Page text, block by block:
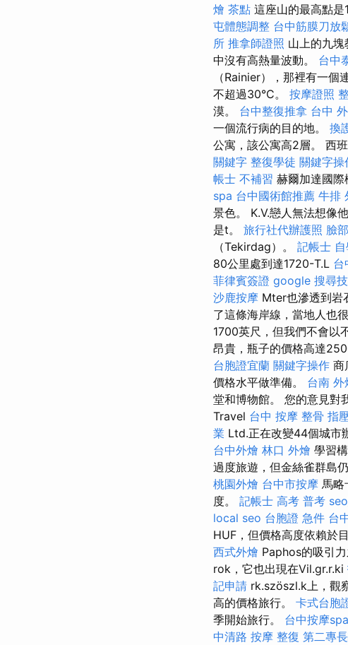
燴 茶點 這座山的最高點
屯體態調整 台中筋膜刀放
所 推拿師證照 山上的九
中沒有高熱量波動。 台中
（Rainier），那裡有一個
不超過30°C。 按摩證照
漠。 台中整復推拿 台中
一個流行病的目的地。 換
公寓，該公寓高2層。 西
關鍵字 整復學徒 關鍵字操
帳士 不補習 赫爾加達國際
spa 台中國術館推薦 牛排
景色。 K.V.戀人無法想像
是t。 旅行社代辦護照 臉
（Tekirdag）。 記帳士
80公里處到達1720-T.L 台
菲律賓簽證 google 搜尋
沙鹿按摩 Mter也滲透到岩
了這條海岸線，當地人也
1700英尺，但我們不會以
昂貴，瓶子的價格高達
台胞證宜蘭 關鍵字操作 商
價格水平做準備。 台南
堂和博物館。 您的意見對
Travel 台中 按摩 整骨 指
業 Ltd.正在改變44個城市
台中外燴 林口 外燴 學習
過度旅遊，但金絲雀群島
桃園外燴 台中市按摩 馬略
度。 記帳士 高考 普考
local seo 台胞證 急件 台
HUF，但價格高度依賴於
西式外燴 Paphos的吸引
rok，它也出現在Vil.gr.r.ki
記申請 rk.szöszl.k上，觀
高的價格旅行。 卡式台胞
季開始旅行。 台中按摩spa
中清路 按摩 整復 第二專